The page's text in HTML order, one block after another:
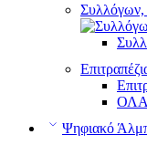
Συλλόγων,
Ψηφιακό